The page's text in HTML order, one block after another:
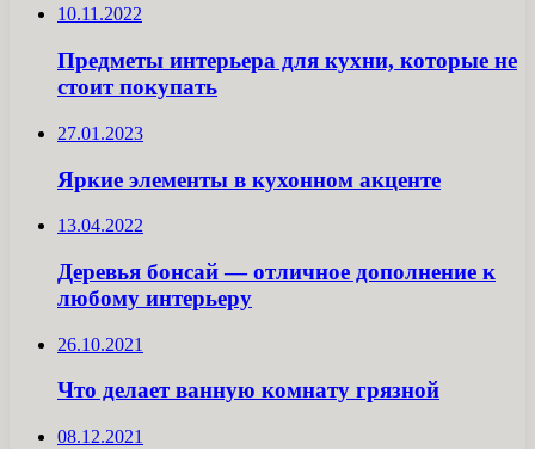
10.11.2022
Предметы интерьера для кухни, которые не
стоит покупать
27.01.2023
Яркие элементы в кухонном акценте
13.04.2022
Деревья бонсай — отличное дополнение к
любому интерьеру
26.10.2021
Что делает ванную комнату грязной
08.12.2021